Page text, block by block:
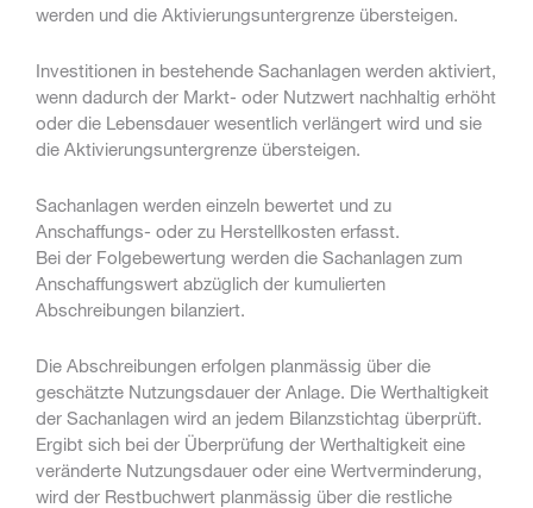
werden und die Aktivierungsuntergrenze übersteigen.
Investitionen in bestehende Sachanlagen werden aktiviert,
wenn dadurch der Markt- oder Nutzwert nachhaltig erhöht
oder die Lebensdauer wesentlich verlängert wird und sie
die Aktivierungsuntergrenze übersteigen.
Sachanlagen werden einzeln bewertet und zu
Anschaffungs- oder zu Herstellkosten erfasst.
Bei der Folgebewertung werden die Sachanlagen zum
Anschaffungswert abzüglich der kumulierten
Abschreibungen bilanziert.
Die Abschreibungen erfolgen planmässig über die
geschätzte Nutzungsdauer der Anlage. Die Werthaltigkeit
der Sachanlagen wird an jedem Bilanzstichtag überprüft.
Ergibt sich bei der Überprüfung der Werthaltigkeit eine
veränderte Nutzungsdauer oder eine Wertverminderung,
wird der Restbuchwert planmässig über die restliche